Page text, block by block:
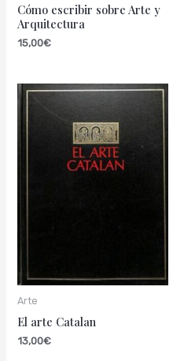
Cómo escribir sobre Arte y
Arquitectura
15,00€
Arte
El arte Catalan
13,00€